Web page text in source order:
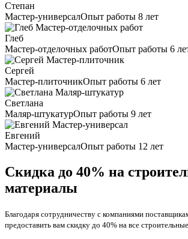
Степан
Мастер-универсалОпыт работы 8 лет
Глеб
Мастер-отделочных работОпыт работы 6
Сергей
Мастер-плиточникОпыт работы 6 лет
Светлана
Маляр-штукатурОпыт работы 9 лет
Евгений
Мастер-универсалОпыт работы 12 лет
Скидка до 40% на
материалы
Благодаря сотрудничеству с компаниями
предоставить вам скидку до 40% на все